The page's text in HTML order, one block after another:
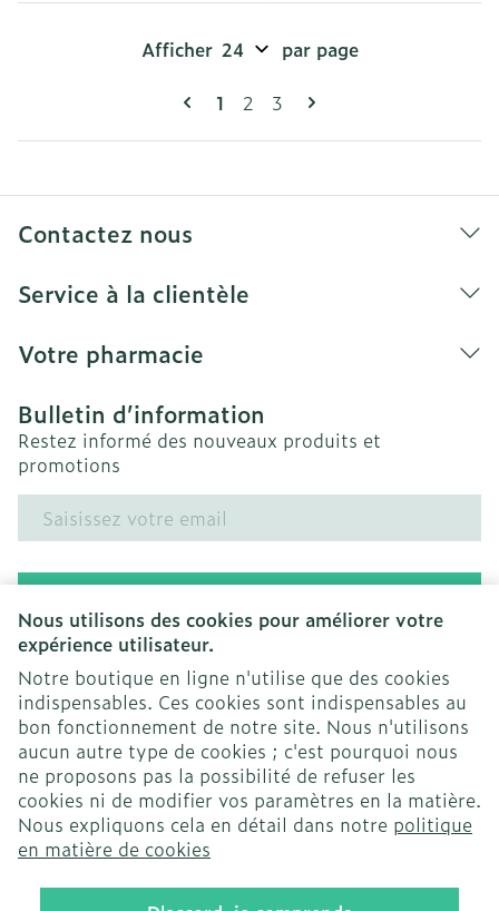
Nous utilisons des cookies pour améliorer votre
expérience utilisateur.
Notre boutique en ligne n'utilise que des cookies
indispensables. Ces cookies sont indispensables au
bon fonctionnement de notre site. Nous n'utilisons
aucun autre type de cookies ; c'est pourquoi nous
ne proposons pas la possibilité de refuser les
cookies ni de modifier vos paramètres en la matière.
Nous expliquons cela en détail dans notre politique
en matière de cookies
Pages
Vous lisez actuellement la page
1 Page
2 Page
3
Afficher par page
Contactez nous
Service à la clientèle
Votre pharmacie
Bulletin d’information
Restez informé des nouveaux produits et
promotions
Adresse mail
En cliquant sur s'abonner, vous vous abonnez à notre
newsletter et acceptez notre
politique de confidentialité
Liens légaux